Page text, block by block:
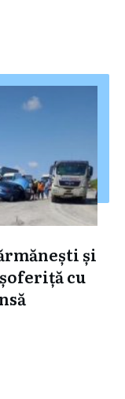
și
cu